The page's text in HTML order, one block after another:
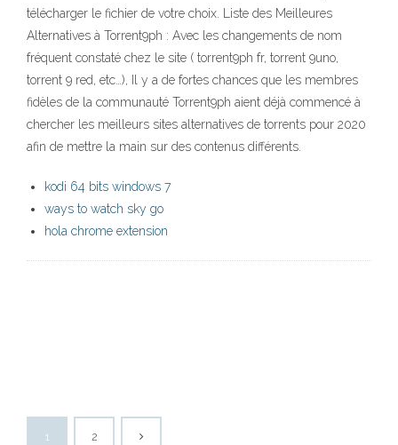
télécharger le fichier de votre choix. Liste des Meilleures
Alternatives à Torrent9ph : Avec les changements de nom
fréquent constaté chez le site ( torrent9ph fr, torrent 9uno,
torrent 9 red, etc…), Il y a de fortes chances que les membres
fidèles de la communauté Torrent9ph aient déjà commencé à
chercher les meilleurs sites alternatives de torrents pour 2020
afin de mettre la main sur des contenus différents.
kodi 64 bits windows 7
ways to watch sky go
hola chrome extension
1 2